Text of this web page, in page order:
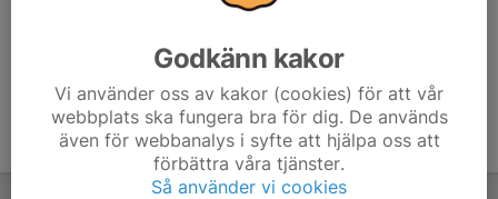
Godkänn kakor
Vi använder oss av kakor (cookies) för att vår
webbplats ska fungera bra för dig. De används
även för webbanalys i syfte att hjälpa oss att
förbättra våra tjänster.
Så använder vi cookies